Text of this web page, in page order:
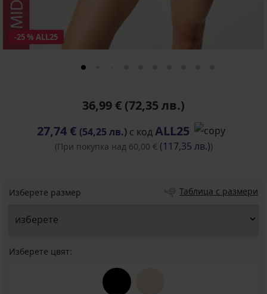
-25 % ALL25
36,99 € (72,35 лв.)
27,74 € (54,25 лв.) с кодALL25
(При покупка над 60,00 € (117,35 лв.))
Изберете размер Таблица с размери
Изберете цвят: